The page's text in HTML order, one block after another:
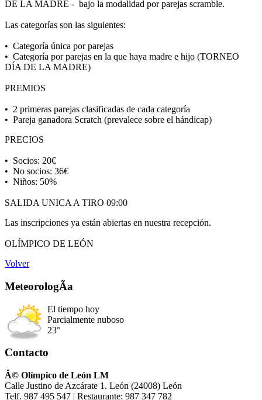
DE LA MADRE - bajo la modalidad por parejas scramble.
Las categorías son las siguientes:
•⁠ ⁠Categoría única por parejas
•⁠ ⁠Categoría por parejas en la que haya madre e hijo (TORNEO
DÍA DE LA MADRE)
PREMIOS
•⁠ ⁠2 primeras parejas clasificadas de cada categoría
•⁠ ⁠Pareja ganadora Scratch (prevalece sobre el hándicap)
PRECIOS
•⁠ ⁠Socios: 20€
•⁠ ⁠No socios: 36€
•⁠ ⁠Niños: 50%
SALIDA UNICA A TIRO 09:00
Las inscripciones ya están abiertas en nuestra recepción.
OLÍMPICO DE LEÓN
Volver
MeteorologÃ­a
El tiempo hoy
Parcialmente nuboso
23°
Contacto
Â© Olímpico de León LM
Calle Justino de Azcárate 1. León (24008) León
Telf. 987 495 547 | Restaurante: 987 347 782